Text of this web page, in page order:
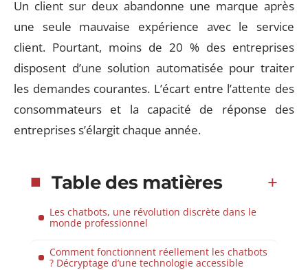
Un client sur deux abandonne une marque après
une seule mauvaise expérience avec le service
client. Pourtant, moins de 20 % des entreprises
disposent d’une solution automatisée pour traiter
les demandes courantes. L’écart entre l’attente des
consommateurs et la capacité de réponse des
entreprises s’élargit chaque année.
Table des matières
Les chatbots, une révolution discrète dans le
monde professionnel
Comment fonctionnent réellement les chatbots
? Décryptage d’une technologie accessible